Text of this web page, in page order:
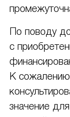
По поводу
с
К
значение